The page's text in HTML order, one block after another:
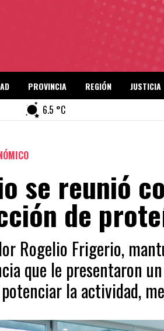
PROVINCIA REGIÓN JUSTICIA
6.5 °C
se reunió
de
Rogelio Frigerio,
que le presentaron
la actividad,